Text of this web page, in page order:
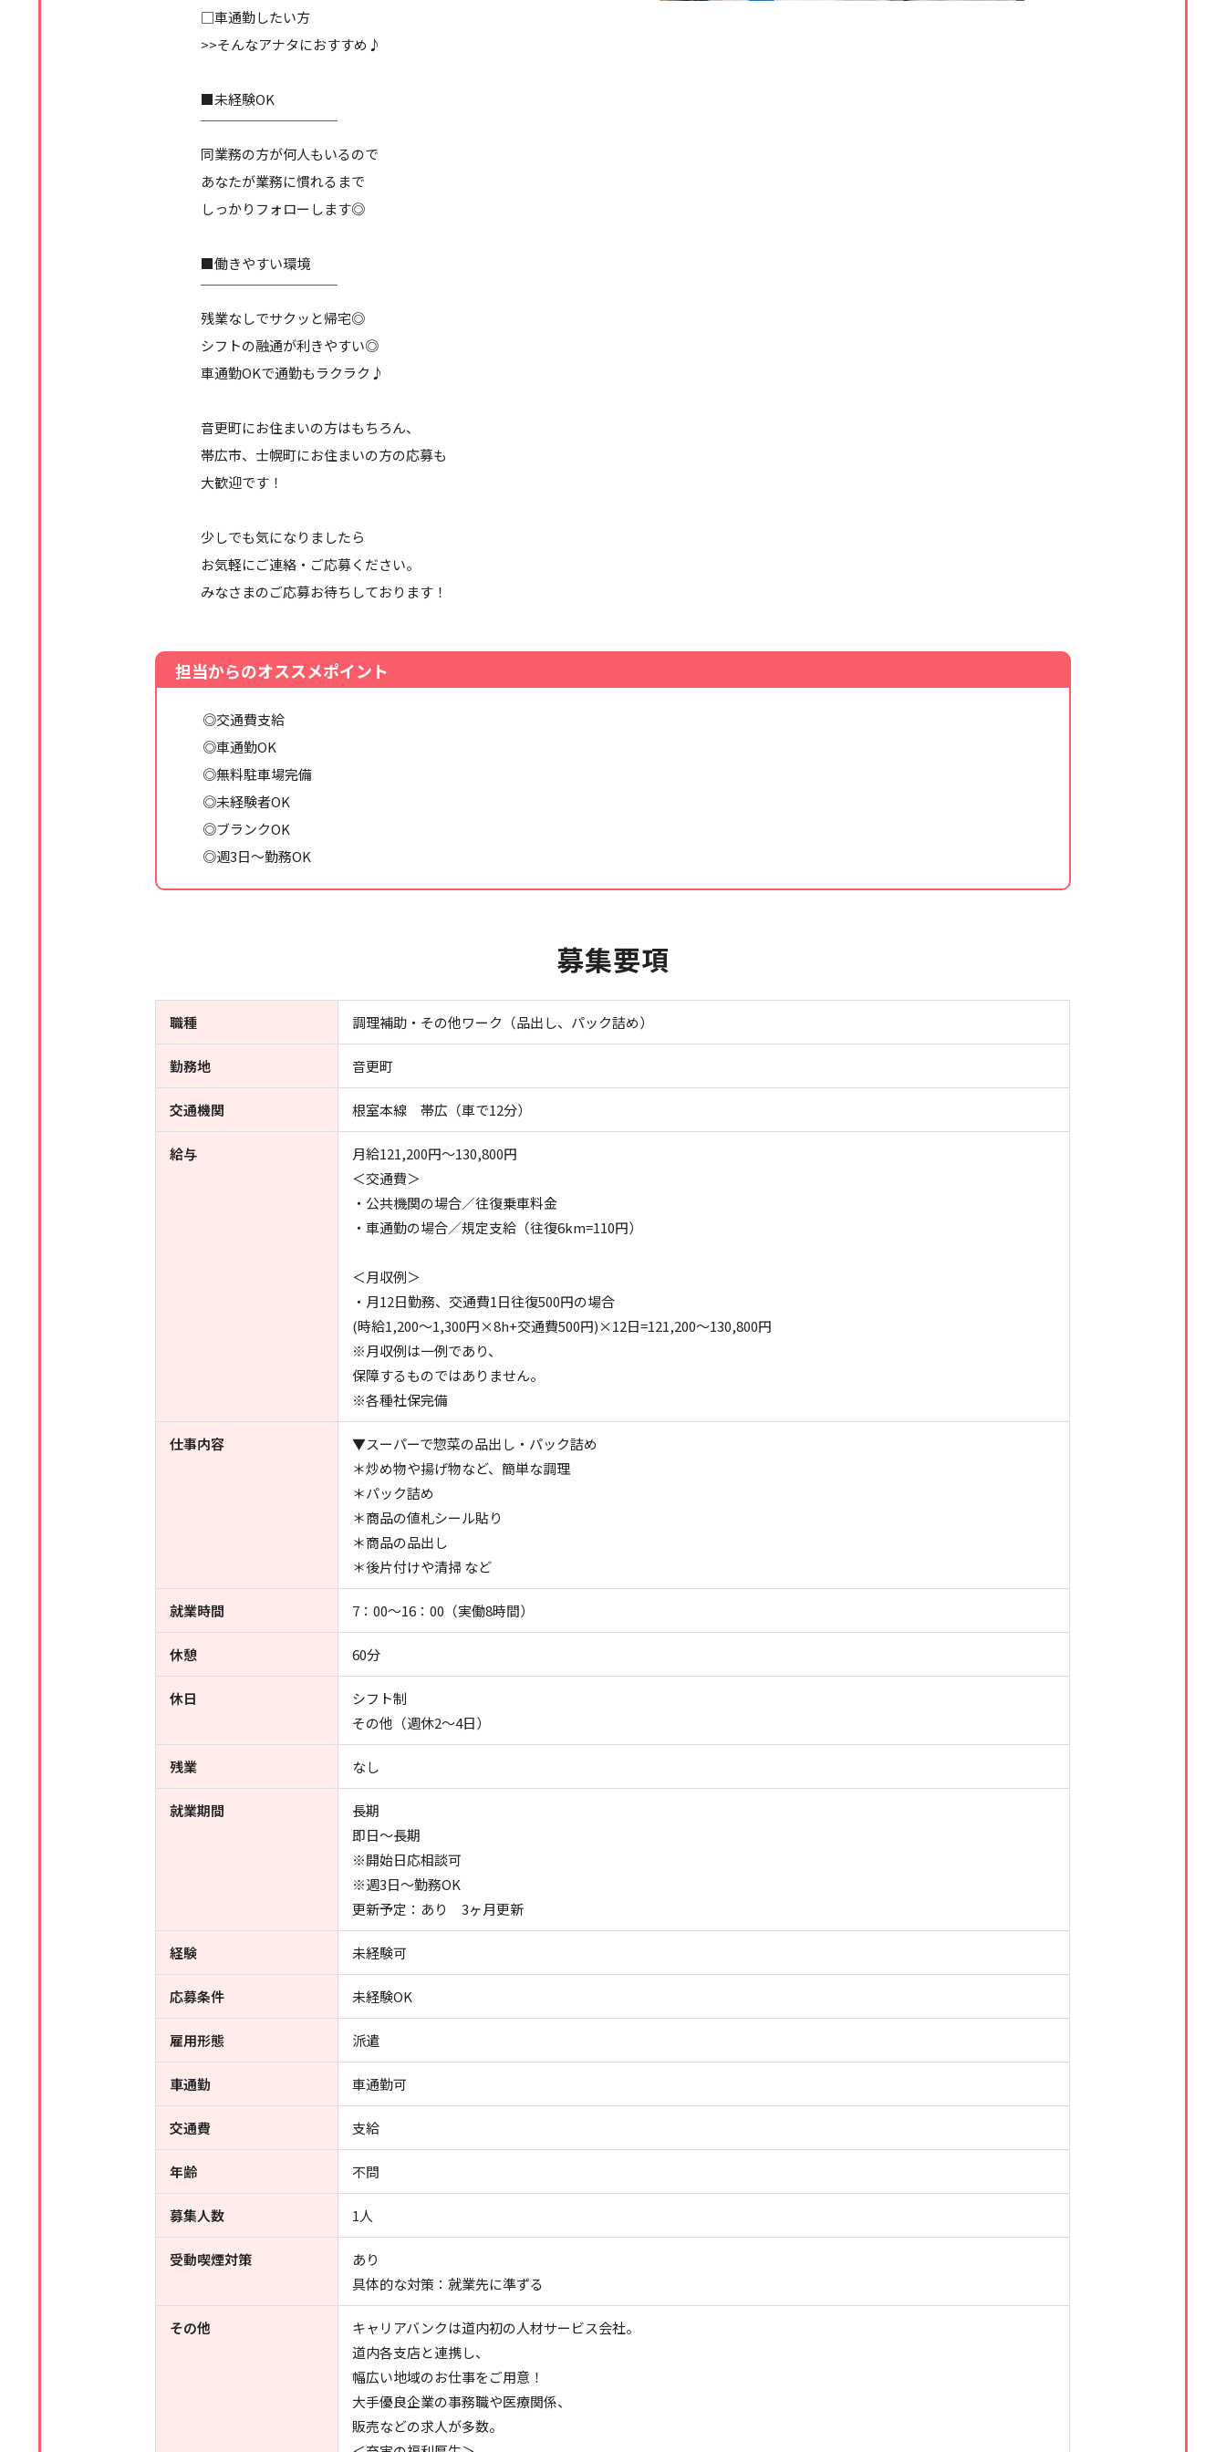
□車通勤したい方
>>そんなアナタにおすすめ♪
■未経験OK
￣￣￣￣￣￣￣￣￣￣
同業務の方が何人もいるので
あなたが業務に慣れるまで
しっかりフォローします◎
■働きやすい環境
￣￣￣￣￣￣￣￣￣￣
残業なしでサクッと帰宅◎
シフトの融通が利きやすい◎
車通勤OKで通勤もラクラク♪
音更町にお住まいの方はもちろん、
帯広市、士幌町にお住まいの方の応募も
大歓迎です！
少しでも気になりましたら
お気軽にご連絡・ご応募ください。
みなさまのご応募お待ちしております！
担当からのオススメポイント
◎交通費支給
◎車通勤OK
◎無料駐車場完備
◎未経験者OK
◎ブランクOK
◎週3日～勤務OK
募集要項
職種 調理補助・その他ワーク（品出し、パック詰め）
勤務地 音更町
交通機関 根室本線 帯広（車で12分）
給与
月給121,200円～130,800円
＜交通費＞
・公共機関の場合／往復乗車料金
・車通勤の場合／規定支給（往復6km=110円）
＜月収例＞
・月12日勤務、交通費1日往復500円の場合
(時給1,200～1,300円×8h+交通費500円)×12日=121,200～130,800円
※月収例は一例であり、
保障するものではありません。
※各種社保完備
仕事内容
▼スーパーで惣菜の品出し・パック詰め
＊炒め物や揚げ物など、簡単な調理
＊パック詰め
＊商品の値札シール貼り
＊商品の品出し
＊後片付けや清掃 など
就業時間 7：00～16：00（実働8時間）
休憩 60分
休日
シフト制
その他（週休2～4日）
残業 なし
就業期間
長期
即日～長期
※開始日応相談可
※週3日～勤務OK
更新予定：あり 3ヶ月更新
経験 未経験可
応募条件 未経験OK
雇用形態 派遣
車通勤 車通勤可
交通費 支給
年齢 不問
募集人数 1人
受動喫煙対策
あり
具体的な対策：就業先に準ずる
その他
キャリアバンクは道内初の人材サービス会社。
道内各支店と連携し、
幅広い地域のお仕事をご用意！
大手優良企業の事務職や医療関係、
販売などの求人が多数。